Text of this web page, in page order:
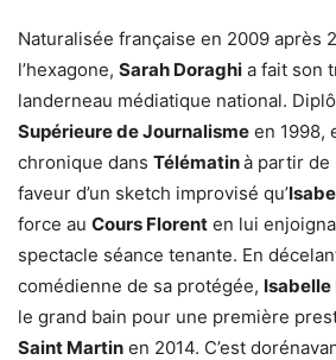
Naturalisée française en 2009 après
l’hexagone, Sarah Doraghi a fait son
landerneau médiatique national.
Supérieure de Journalisme en 1998,
chronique dans Télématinà partir de
faveur d’un sketch improvisé qu’
force au Cours Florent en lui
spectacle séance tenante. En
comédienne de sa protégée, Isabelle
le grand bain pour une première
Saint Martin en 2014. C’est